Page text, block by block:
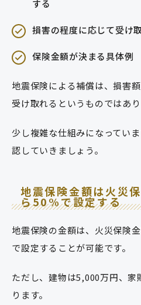
する
損害の程度に応じて受け
保険金額が決まる具体例
地震保険による補償は、損害
受け取れるというものではあり
少し複雑な仕組みになってい
認していきましょう。
地震保険金額は火災
ら50%で設定する
地震保険の金額は、火災保険
で設定することが可能です。
ただし、建物は5,000万円、
ります。